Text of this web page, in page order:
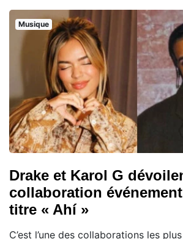
Musique
Drake et Karol G
collaboration
titre « Ahí »
C’est l’une des collaborations les